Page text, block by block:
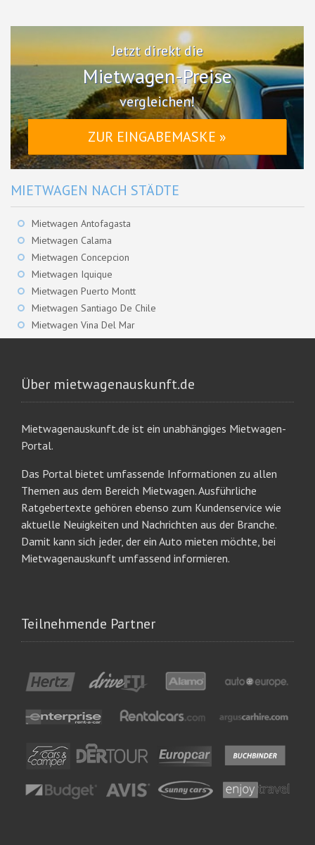
Jetzt direkt die
Mietwagen-Preise
vergleichen!
ZUR EINGABEMASKE »
MIETWAGEN NACH STÄDTE
Mietwagen Antofagasta
Mietwagen Calama
Mietwagen Concepcion
Mietwagen Iquique
Mietwagen Puerto Montt
Mietwagen Santiago De Chile
Mietwagen Vina Del Mar
Über mietwagenauskunft.de
Mietwagenauskunft.de ist ein unabhängiges Mietwagen-
Portal.
Das Portal bietet umfassende Informationen zu allen
Themen aus dem Bereich Mietwagen. Ausführliche
Ratgebertexte gehören ebenso zum Kundenservice wie
aktuelle Neuigkeiten und Nachrichten aus der Branche.
Damit kann sich jeder, der ein Auto mieten möchte, bei
Mietwagenauskunft umfassend informieren.
Teilnehmende Partner